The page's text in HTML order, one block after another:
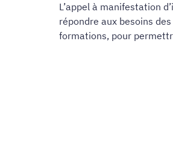
L’appel à manifestation
répondre aux besoins
formations, pour